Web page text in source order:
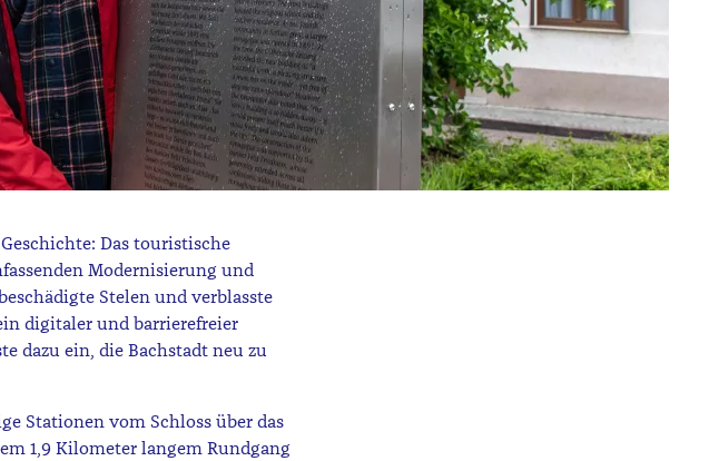
Das touristische
Modernisierung und
Stelen und verblasste
digitaler und barrierefreier
dazu ein, die Bachstadt neu zu
Stationen vom Schloss über das
1,9 Kilometer langem Rundgang